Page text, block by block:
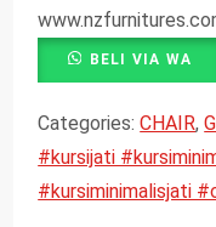
BELI VIA WA
Categories:CHAIR,
#kursijati
#kursiminimalisjati